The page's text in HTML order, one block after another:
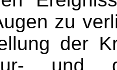
zu
der
und